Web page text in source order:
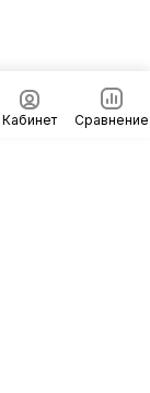
Кабинет Сравнение